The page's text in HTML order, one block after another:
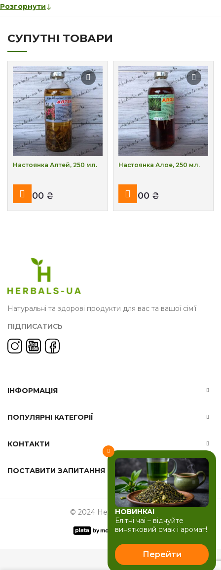
СУПУТНІ ТОВАРИ
Настоянка Алтей, 250 мл.
₴
Настоянка Алое, 250 мл.
₴
Розгорнути
Натуральні та здорові продукти для вас та вашої сім’ї
ПІДПИСАТИСЬ
ІНФОРМАЦІЯ
ПОПУЛЯРНІ КАТЕГОРІЇ
КОНТАКТИ
ПОСТАВИТИ ЗАПИТАННЯ
© 2024 Herbals-ua.com
НОВИНКА!
Елітні чаї – відчуйте
винятковий смак і аромат!
Перейти